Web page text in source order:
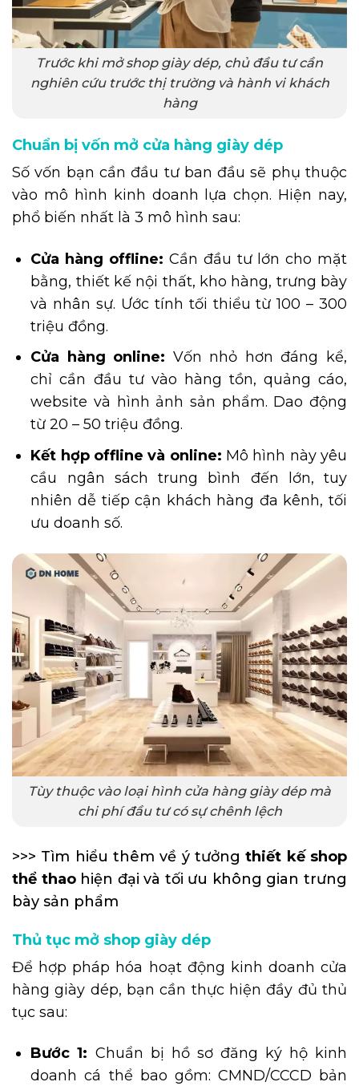
Trước khi mở shop giày dép, chủ đầu tư cần
nghiên cứu trước thị trường và hành vi khách
hàng
Chuẩn bị vốn mở cửa hàng giày dép
Số vốn bạn cần đầu tư ban đầu sẽ phụ thuộc
vào mô hình kinh doanh lựa chọn. Hiện nay,
phổ biến nhất là 3 mô hình sau:
Cửa hàng offline: Cần đầu tư lớn cho mặt
bằng, thiết kế nội thất, kho hàng, trưng bày
và nhân sự. Ước tính tối thiểu từ 100 – 300
triệu đồng.
Cửa hàng online: Vốn nhỏ hơn đáng kể,
chỉ cần đầu tư vào hàng tồn, quảng cáo,
website và hình ảnh sản phẩm. Dao động
từ 20 – 50 triệu đồng.
Kết hợp offline và online: Mô hình này yêu
cầu ngân sách trung bình đến lớn, tuy
nhiên dễ tiếp cận khách hàng đa kênh, tối
ưu doanh số.
Tùy thuộc vào loại hình cửa hàng giày dép mà
chi phí đầu tư có sự chênh lệch
>>> Tìm hiểu thêm về ý tưởngthiết kế shop
thể thaohiện đại và tối ưu không gian trưng
bày sản phẩm
Thủ tục mở shop giày dép
Để hợp pháp hóa hoạt động kinh doanh cửa
hàng giày dép, bạn cần thực hiện đầy đủ thủ
tục sau:
Bước 1: Chuẩn bị hồ sơ đăng ký hộ kinh
doanh cá thể bao gồm: CMND/CCCD bản